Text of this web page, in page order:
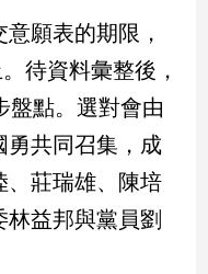
願表的期限，
待資料彙整後，
盤點。選對會由
勇共同召集，成
、莊瑞雄、陳培
益邦與黨員劉